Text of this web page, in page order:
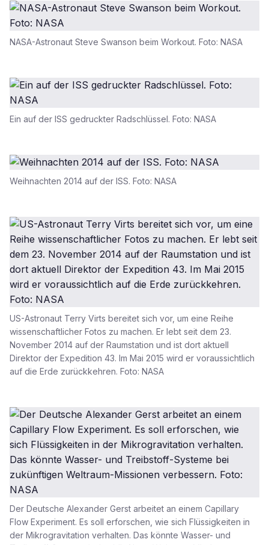
NASA-Astronaut Steve Swanson beim Workout. Foto: NASA
Ein auf der ISS gedruckter Radschlüssel. Foto: NASA
Weihnachten 2014 auf der ISS. Foto: NASA
US-Astronaut Terry Virts bereitet sich vor, um eine Reihe
wissenschaftlicher Fotos zu machen. Er lebt seit dem 23.
November 2014 auf der Raumstation und ist dort aktuell
Direktor der Expedition 43. Im Mai 2015 wird er voraussichtlich
auf die Erde zurückkehren. Foto: NASA
Der Deutsche Alexander Gerst arbeitet an einem Capillary
Flow Experiment. Es soll erforschen, wie sich Flüssigkeiten in
der Mikrogravitation verhalten. Das könnte Wasser- und